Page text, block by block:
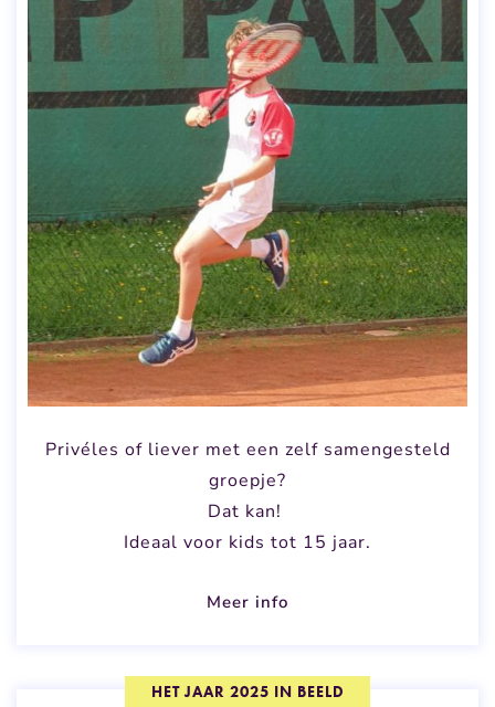
Privéles of liever met een zelf samengesteld
groepje?
Dat kan!
Ideaal voor kids tot 15 jaar.
Meer info
HET JAAR 2025 IN BEELD